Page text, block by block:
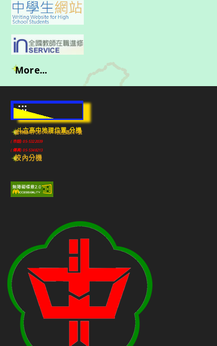
More...
:::
斗六高中地理位置-分機
雲林縣斗六市640010民生路224號
(市話) 05-5322039
(傳真) 05-5348213
校內分機